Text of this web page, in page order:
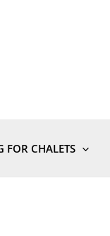
FOR CHALETS